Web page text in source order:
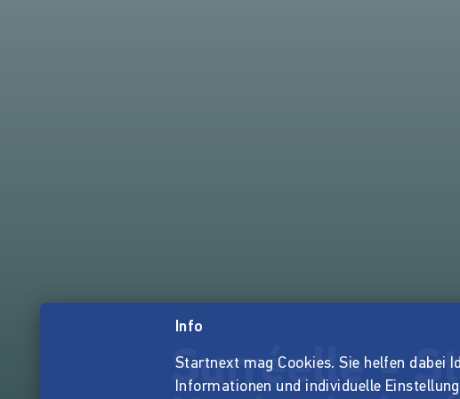
Surréelle -
Info
Startnext mag Cookies. Sie helfen dabei
Informationen und individuelle